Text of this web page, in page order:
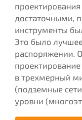
достаточными,
инструменты
Это было
распоряжении.
в трехмерный
(подземные
уровни